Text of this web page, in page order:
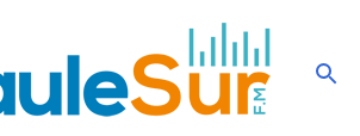
Ir al contenido principal